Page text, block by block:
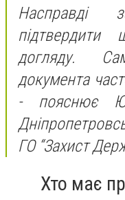
Насправді
догляду.
документа
-пояснює
ГО “Захист
Хто має